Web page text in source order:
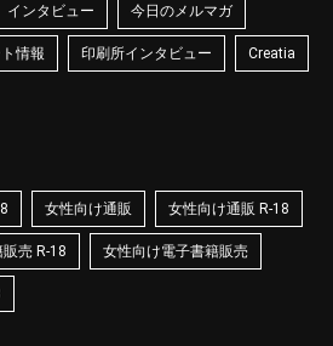
インタビュー 今日のメルマガ
情報 印刷所インタビュー Creatia
女性向け通販 女性向け通販 R-18
売 R-18 女性向け電子書籍販売